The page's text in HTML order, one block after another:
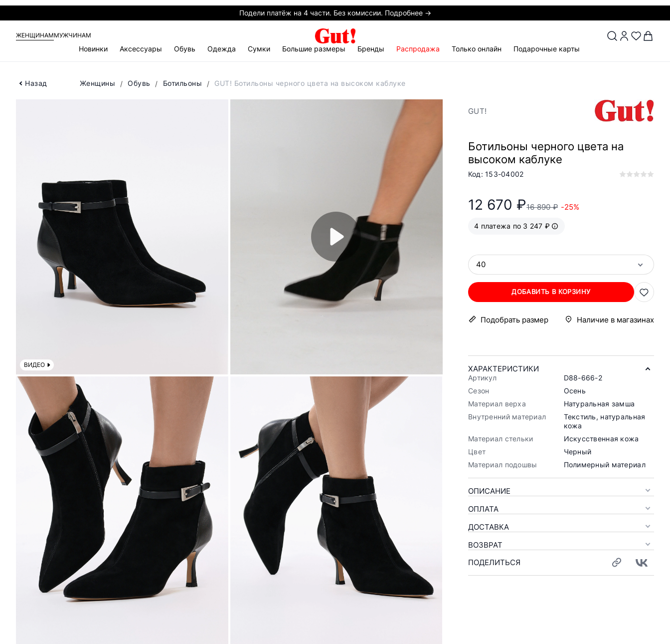
Подели платёж на 4 части. Без комиссии. Подробнее →
ЖЕНЩИНАММУЖЧИНАМ
Новинки Аксессуары Обувь Одежда Сумки Большие размеры Бренды Распродажа Только онлайн Подарочные карты
Назад Женщины Обувь Ботильоны GUT! Ботильоны черного цвета на высоком каблуке
ВИДЕО
GUT!
Ботильоны черного цвета на
высоком каблуке
Код: 153-04002
12 670 ₽16 890 ₽ -25%
4 платежа по 3 247 ₽
40
ДОБАВИТЬ В КОРЗИНУ
Подобрать размер Наличие в магазинах
ХАРАКТЕРИСТИКИ
Артикул
D88-666-2
Сезон
Осень
Материал верха
Натуральная замша
Внутренний материал
Текстиль, натуральная
кожа
Материал стельки
Искусственная кожа
Цвет
Черный
Материал подошвы
Полимерный материал
ОПИСАНИЕ
ОПЛАТА
ДОСТАВКА
ВОЗВРАТ
ПОДЕЛИТЬСЯ